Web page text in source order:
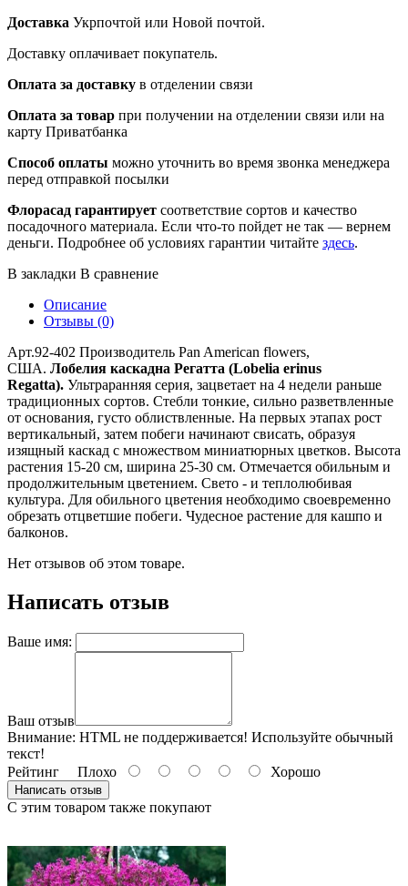
Доставка Укрпочтой или Новой почтой.
Доставку оплачивает покупатель.
Оплата за доставку в отделении связи
Оплата за товар при получении на отделении связи или на
карту Приватбанка
Способ оплаты можно уточнить во время звонка менеджера
перед отправкой посылки
Флорасад гарантирует соответствие сортов и качество
посадочного материала. Если что-то пойдет не так — вернем
деньги. Подробнее об условиях гарантии читайте здесь.
В закладки В сравнение
Описание
Отзывы (0)
Арт.92-402 Производитель Pan American flowers,
США. Лобелия каскадна Регатта (Lobelia erinus
Regatta). Ультраранняя серия, зацветает на 4 недели раньше
традиционных сортов. Стебли тонкие, сильно разветвленные
от основания, густо облиствленные. На первых этапах рост
вертикальный, затем побеги начинают свисать, образуя
изящный каскад с множеством миниатюрных цветков. Высота
растения 15-20 см, ширина 25-30 см. Отмечается обильным и
продолжительным цветением. Свето - и теплолюбивая
культура. Для обильного цветения необходимо своевременно
обрезать отцветшие побеги. Чудесное растение для кашпо и
балконов.
Нет отзывов об этом товаре.
Написать отзыв
Ваше имя:
Ваш отзыв
Внимание: HTML не поддерживается! Используйте обычный
текст!
Рейтинг Плохо Хорошо
Написать отзыв
С этим товаром также покупают